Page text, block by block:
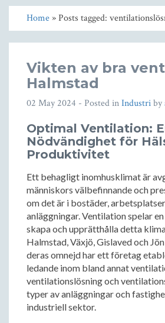
Home» Posts tagged:
Vikten av bra
Halmstad
02 May 2024 - Posted inIndustriby
Optimal Ventilation:
Nödvändighet för
Produktivitet
Ett behagligt inomhusklimat är
människors välbefinnande och
om det är i bostäder,
anläggningar. Ventilation spelar
skapa och upprätthålla detta
Halmstad, Växjö, Gislaved och
deras omnejd har ett företag
ledande inom bland annat
ventilationslösning och
typer av anläggningar och
industriell sektor.